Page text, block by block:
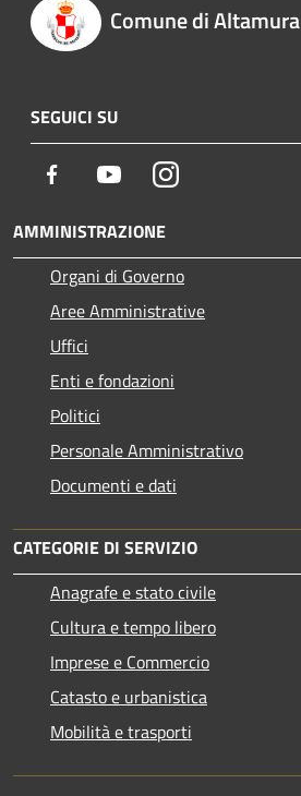
Comune di Altamura
SEGUICI SU
Facebook YoutubeInstagram
AMMINISTRAZIONE
Organi di Governo
Aree Amministrative
Uffici
Enti e fondazioni
Politici
Personale Amministrativo
Documenti e dati
CATEGORIE DI SERVIZIO
Anagrafe e stato civile
Cultura e tempo libero
Imprese e Commercio
Catasto e urbanistica
Mobilità e trasporti